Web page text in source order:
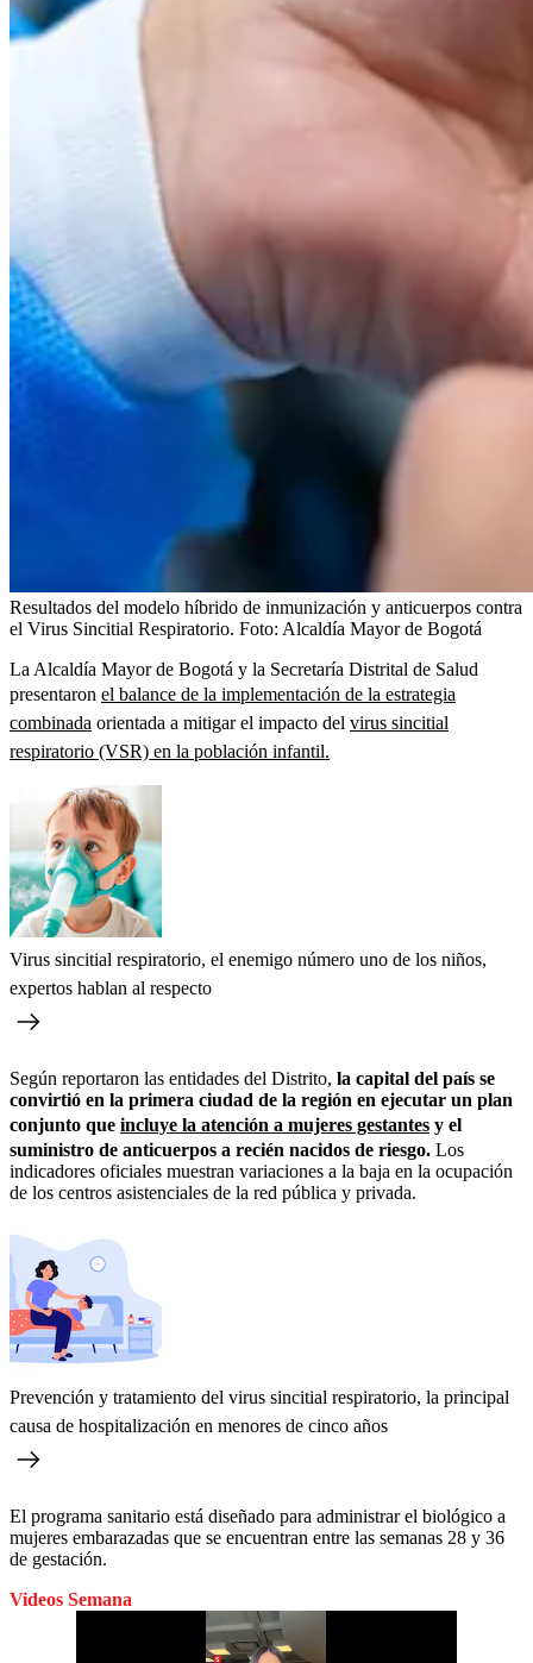
Resultados del modelo híbrido de inmunización y anticuerpos contra
el Virus Sincitial Respiratorio. Foto: Alcaldía Mayor de Bogotá
La Alcaldía Mayor de Bogotá y la Secretaría Distrital de Salud
presentaron el balance de la implementación de la estrategia
combinada orientada a mitigar el impacto del virus sincitial
respiratorio (VSR) en la población infantil.
Virus sincitial respiratorio, el enemigo número uno de los niños,
expertos hablan al respecto
Según reportaron las entidades del Distrito, la capital del país se
convirtió en la primera ciudad de la región en ejecutar un plan
conjunto que incluye la atención a mujeres gestantes y el
suministro de anticuerpos a recién nacidos de riesgo. Los
indicadores oficiales muestran variaciones a la baja en la ocupación
de los centros asistenciales de la red pública y privada.
Prevención y tratamiento del virus sincitial respiratorio, la principal
causa de hospitalización en menores de cinco años
El programa sanitario está diseñado para administrar el biológico a
mujeres embarazadas que se encuentran entre las semanas 28 y 36
de gestación.
Videos Semana